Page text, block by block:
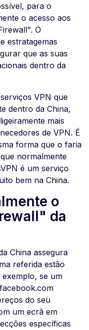
para o
o acesso aos
O
estratagemas
que as suas
dentro da
VPN que
dentro da China,
mais
de VPN. É
forma que o faria
normalmente
é um serviço
bem na China.
o
da
China assegura
referida estão
exemplo, se um
do seu
um ecrã em
específicas